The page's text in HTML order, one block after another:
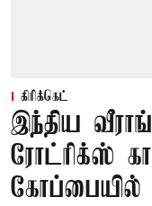
கிரிக்கெட்
இந்திய
ரோட்ரிக்ஸ்
கோப்பையில்